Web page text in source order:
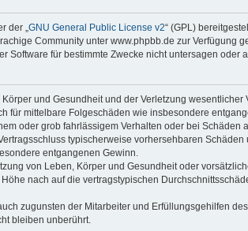
„ GNU General Public License v2“ (GPL)
Community unter www.phpbb.de zur Verfügung
für bestimmte Zwecke nicht untersagen oder
und Gesundheit und der Verletzung
für mittelbare Folgeschäden wie insbesondere
oder grob fahrlässigem Verhalten oder bei
typischerweise vorhersehbaren
entgangenen Gewinn.
von Leben, Körper und Gesundheit oder
nach auf die vertragstypischen
zugunsten der Mitarbeiter und Erfüllungsgehilfen
bleiben unberührt.